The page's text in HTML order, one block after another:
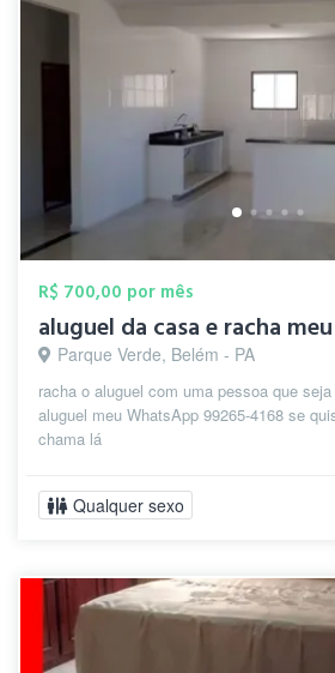
R$ 700,00 por mês
Parque Verde, Belém - PA
racha o aluguel com uma pessoa que
aluguel meu WhatsApp 99265-4168 se
chama lá
Qualquer sexo